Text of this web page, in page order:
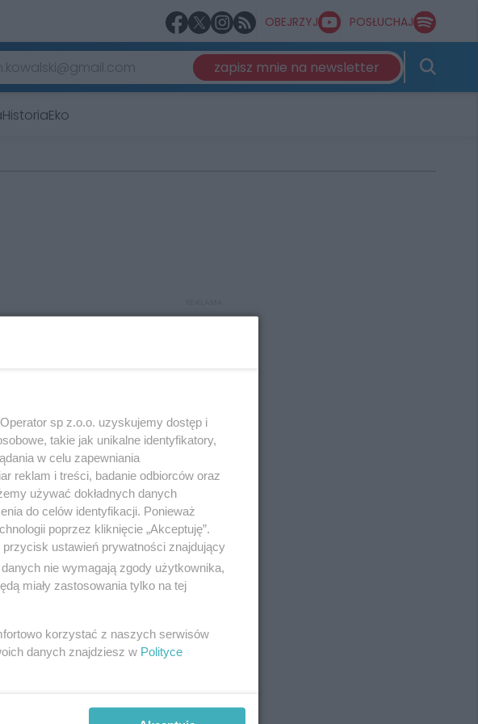
OBEJRZYJ POSŁUCHAJ
zapisz mnie na newsletter
HistoriaEko
REKLAMA
sp z.o.o. uzyskujemy dostęp i
takie jak unikalne identyfikatory,
w celu zapewniania
reklam i treści, badanie odbiorców oraz
używać dokładnych danych
do celów identyfikacji. Ponieważ
poprzez kliknięcie „Akceptuję”.
ustawień prywatności znajdujący
nie wymagają zgody użytkownika,
miały zastosowania tylko na tej
korzystać z naszych serwisów
danych znajdziesz w Polityce